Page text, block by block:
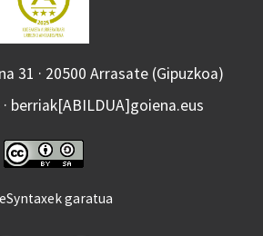
31 · 20500 Arrasate (Gipuzkoa)
berriak[ABILDUA]goiena.eus
garatua